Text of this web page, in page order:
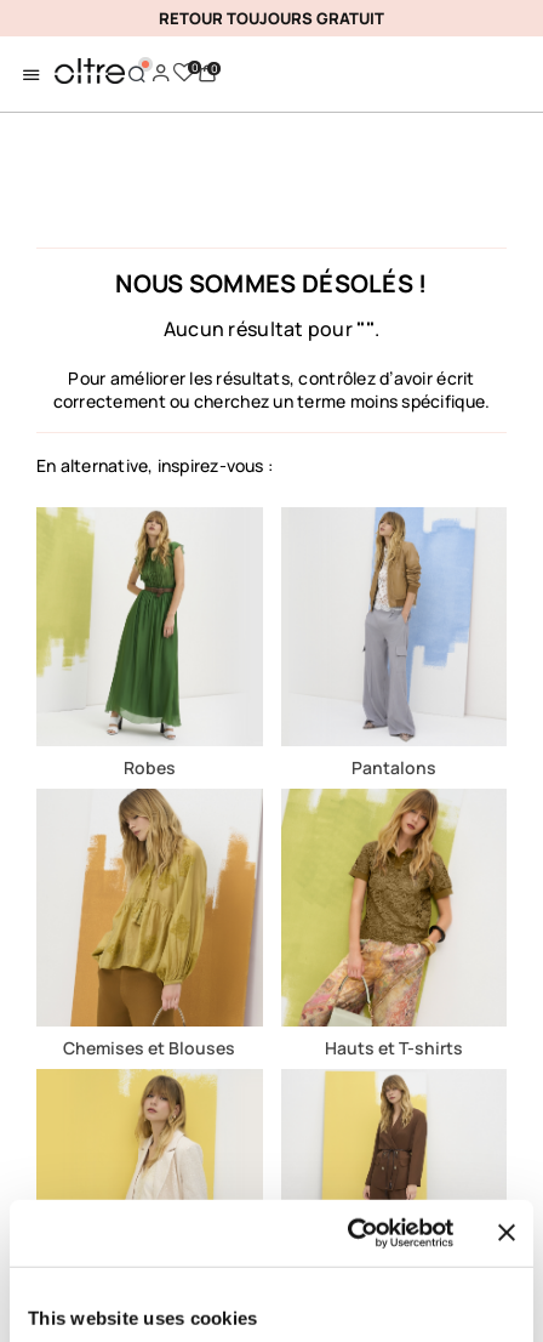
This website uses cookies
RETOUR TOUJOURS GRATUIT
0 0
NOUS SOMMES DÉSOLÉS !
Aucun résultat pour"".
Pour améliorer les résultats, contrôlez d’avoir écrit
correctement ou cherchez un terme moins spécifique.
En alternative, inspirez-vous :
Robes Pantalons
Chemises et Blouses Hauts et T-shirts
Blazers